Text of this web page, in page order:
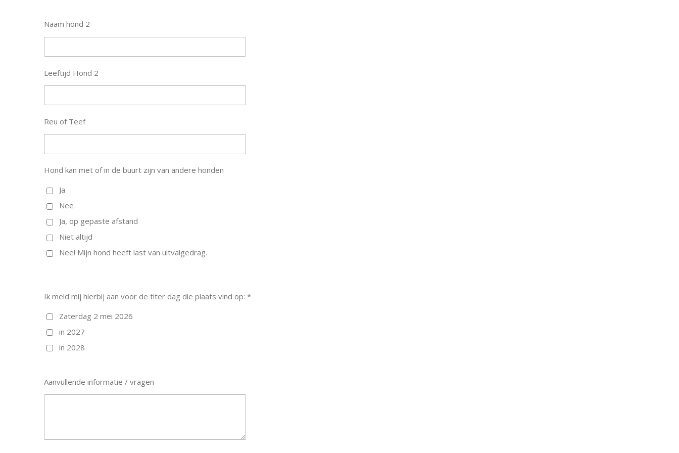
Naam hond 2
Leeftijd Hond 2
Reu of Teef
Hond kan met of in de buurt zijn van andere honden
Ja
Nee
Ja, op gepaste afstand
Niet altijd
Nee! Mijn hond heeft last van uitvalgedrag.
Ik meld mij hierbij aan voor de titer dag die plaats vind op: *
Zaterdag 2 mei 2026
in 2027
in 2028
Aanvullende informatie / vragen